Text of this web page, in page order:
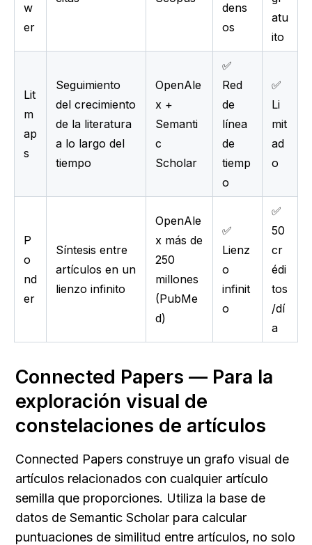
w
er
dens
os
atu
ito
Lit
m
ap
s
Seguimiento
del crecimiento
de la literatura
a lo largo del
tiempo
OpenAle
x +
Semanti
c
Scholar
✅
Red
de
línea
de
tiemp
o
✅
Li
mit
ad
o
P
o
nd
er
Síntesis entre
artículos en un
lienzo infinito
OpenAle
x más de
250
millones
(PubMe
d)
✅
Lienz
o
infinit
o
✅
50
cr
édi
tos
/dí
a
Connected Papers — Para la
exploración visual de
constelaciones de artículos
Connected Papers construye un grafo visual de
artículos relacionados con cualquier artículo
semilla que proporciones. Utiliza la base de
datos de Semantic Scholar para calcular
puntuaciones de similitud entre artículos, no solo